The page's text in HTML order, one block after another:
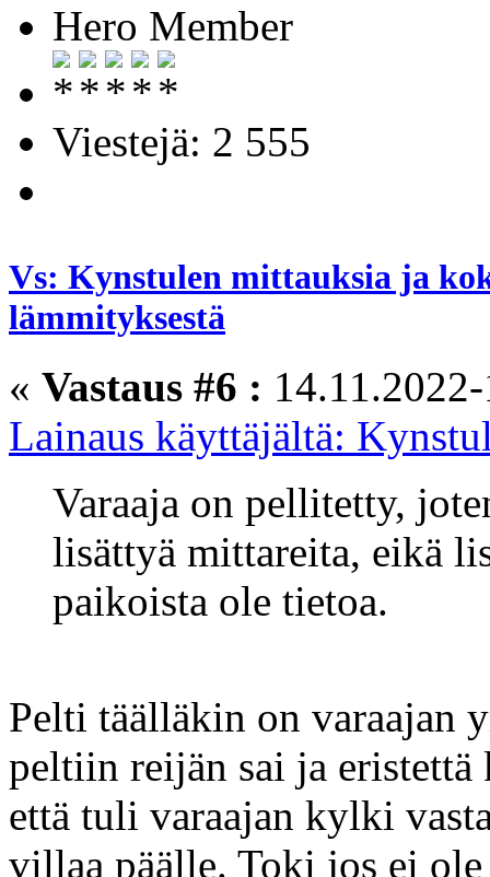
Hero Member
Viestejä: 2 555
Vs: Kynstulen mittauksia ja
lämmityksestä
« Vastaus #6 :
Lainaus käyttäjältä:
Varaaja on pellitetty,
lisättyä mittareita, eikä
paikoista ole tietoa.
Pelti täälläkin on varaajan
peltiin reijän sai ja
että tuli varaajan kylki
villaa päälle. Toki jos ei